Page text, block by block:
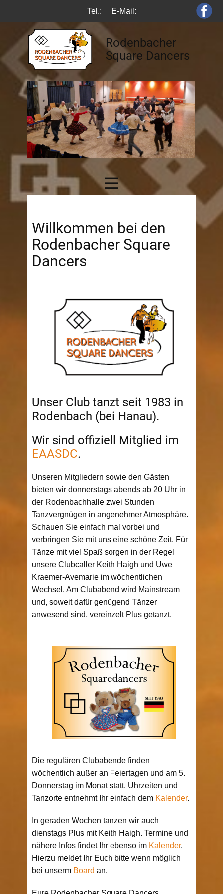
Tel.: E-Mail:
Rodenbacher
Square Dancers
Willkommen bei den
Rodenbacher Square
Dancers
Unser Club tanzt seit 1983 in
Rodenbach (bei Hanau).
Wir sind offiziell Mitglied im
EAASDC.
Unseren Mitgliedern sowie den Gästen
bieten wir donnerstags abends ab 20 Uhr in
der Rodenbachhalle zwei Stunden
Tanzvergnügen in angenehmer Atmosphäre.
Schauen Sie einfach mal vorbei und
verbringen Sie mit uns eine schöne Zeit. Für
Tänze mit viel Spaß sorgen in der Regel
unsere Clubcaller Keith Haigh und Uwe
Kraemer-Avemarie im wöchentlichen
Wechsel. Am Clubabend wird Mainstream
und, soweit dafür genügend Tänzer
anwesend sind, vereinzelt Plus getanzt.
Die regulären Clubabende finden
wöchentlich außer an Feiertagen und am 5.
Donnerstag im Monat statt. Uhrzeiten und
Tanzorte entnehmt Ihr einfach dem Kalender.
In geraden Wochen tanzen wir auch
dienstags Plus mit Keith Haigh. Termine und
nähere Infos findet Ihr ebenso im Kalender.
Hierzu meldet Ihr Euch bitte wenn möglich
bei unserm Board an.